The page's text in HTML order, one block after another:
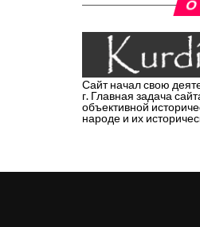
О
Сайт начал свою
г. Главная задача
объективной
народе и их